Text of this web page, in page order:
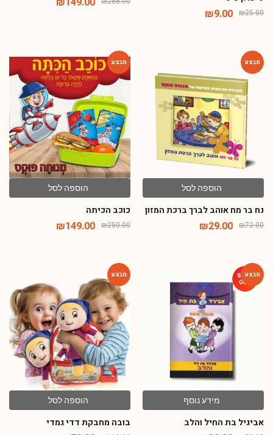
₪25.00
₪9.00
הוספה לסל
נח בר מח אוהב לברך ברכת המזון
₪72.00
₪29.00
הוספה לסל
כוכב הכיתה
₪250.00
₪149.00
מידע נוסף
אביגיל בת החיל והלב
-28%
הוספה לסל
בובה מחבקת דדי גמדי